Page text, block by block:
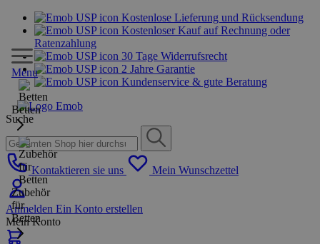
Kostenlose Lieferung und Rücksendung
Kostenloser Kauf auf Rechnung oder
Ratenzahlung
30 Tage Widerrufsrecht
2 Jahre Garantie
Kundenservice & gute Beratung
Suche
Kontaktieren sie uns Mein Wunschzettel
Anmelden Ein Konto erstellen
Mein Konto
Menu
Betten
Zubehör
für
Betten